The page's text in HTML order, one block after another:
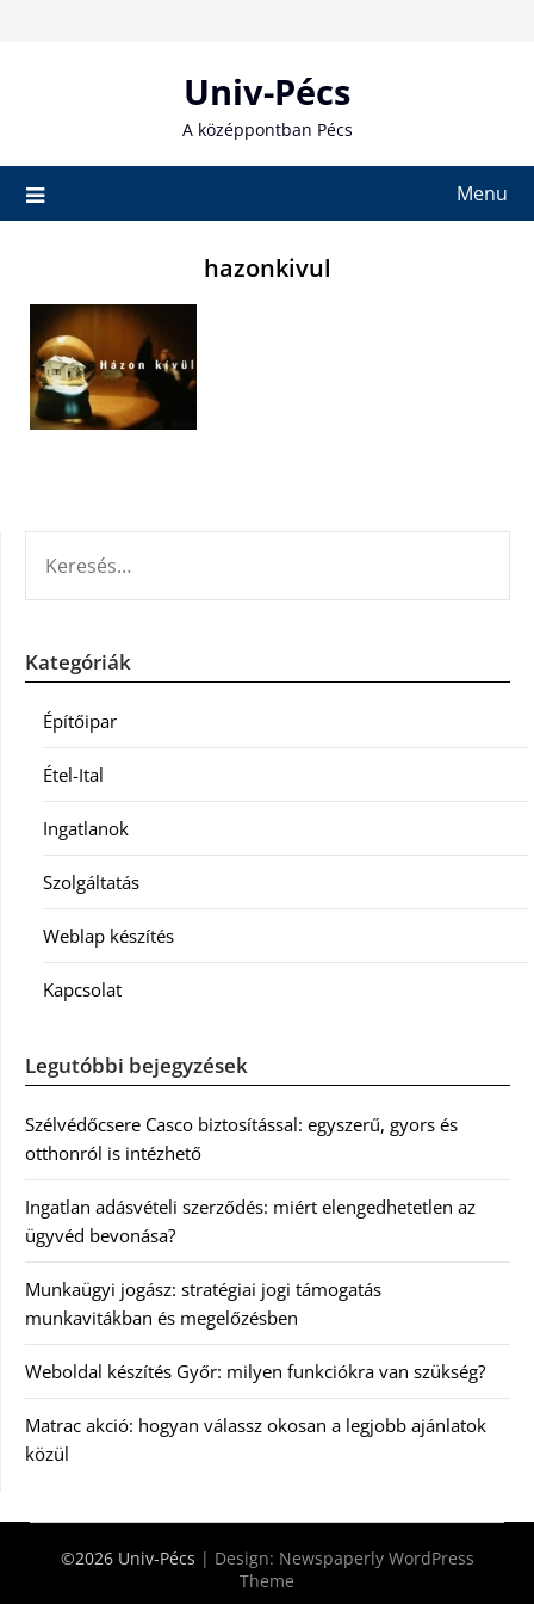
Univ-Pécs
A középpontban Pécs
Menu
hazonkivul
Kategóriák
Építőipar
Étel-Ital
Ingatlanok
Szolgáltatás
Weblap készítés
Kapcsolat
Legutóbbi bejegyzések
Szélvédőcsere Casco biztosítással: egyszerű, gyors és
otthonról is intézhető
Ingatlan adásvételi szerződés: miért elengedhetetlen az
ügyvéd bevonása?
Munkaügyi jogász: stratégiai jogi támogatás
munkavitákban és megelőzésben
Weboldal készítés Győr: milyen funkciókra van szükség?
Matrac akció: hogyan válassz okosan a legjobb ajánlatok
közül
©2026 Univ-Pécs | Design: Newspaperly WordPress
Theme